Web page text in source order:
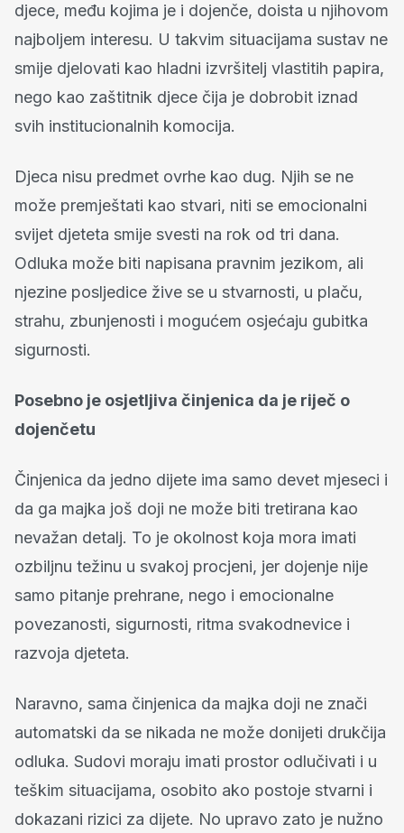
djece, među kojima je i dojenče, doista u njihovom
najboljem interesu. U takvim situacijama sustav ne
smije djelovati kao hladni izvršitelj vlastitih papira,
nego kao zaštitnik djece čija je dobrobit iznad
svih institucionalnih komocija.
Djeca nisu predmet ovrhe kao dug. Njih se ne
može premještati kao stvari, niti se emocionalni
svijet djeteta smije svesti na rok od tri dana.
Odluka može biti napisana pravnim jezikom, ali
njezine posljedice žive se u stvarnosti, u plaču,
strahu, zbunjenosti i mogućem osjećaju gubitka
sigurnosti.
Posebno je osjetljiva činjenica da je riječ o
dojenčetu
Činjenica da jedno dijete ima samo devet mjeseci i
da ga majka još doji ne može biti tretirana kao
nevažan detalj. To je okolnost koja mora imati
ozbiljnu težinu u svakoj procjeni, jer dojenje nije
samo pitanje prehrane, nego i emocionalne
povezanosti, sigurnosti, ritma svakodnevice i
razvoja djeteta.
Naravno, sama činjenica da majka doji ne znači
automatski da se nikada ne može donijeti drukčija
odluka. Sudovi moraju imati prostor odlučivati i u
teškim situacijama, osobito ako postoje stvarni i
dokazani rizici za dijete. No upravo zato je nužno